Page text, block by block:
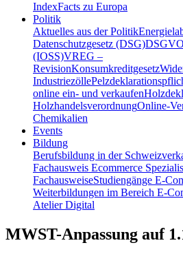
IndexFacts zu Europa
Politik
Aktuelles aus der Politik
Datenschutzgesetz (DSG)DSGVO
(IOSS)VREG –
RevisionKonsumkreditgesetz
Industriezölle
online ein- und verkaufen
HolzhandelsverordnungOnline-
Chemikalien
Events
Bildung
Berufsbildung in der Schweiz
Fachausweis Ecommerce
FachausweiseStudiengänge E-
Weiterbildungen im Bereich E-
Atelier Digital
MWST-Anpassung auf